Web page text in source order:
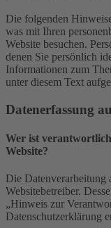
Die folgenden
was mit Ihren
Website besuchen.
denen Sie persönlich
Informationen zum
unter diesem Text
Datenerfassung
Wer ist
Website?
Die Datenverarbeitung
Websitebetreiber.
„Hinweis zur
Datenschutzerklärung